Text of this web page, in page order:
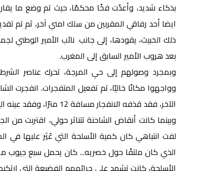
ايضا أحد رفاقي المقربين من سلك امني آخر، ثم تم
بعد هروب الأمير السابق إلى المغرب.
وبمجرد وصولهم إلى حي المرجة، تحرك عناصر
وواجهوا مكانًا خاليًا، تم تفعيل المتفجرات. انفجرت
الآخر، فقد قذفه الانفجار مسافة 12 مترًا، وفقد عينه اليمنى، وانفصلت ساقه عن جسده.
وبينما كانت أنقاض الشاحنة تتناثر حولي، اقتربت من
لفت انتباهي كان كمية الأسلحة التي عُثِر عليها في
الذي كان ملتفًا حول خصريه... كان يحمل سبع جيوب